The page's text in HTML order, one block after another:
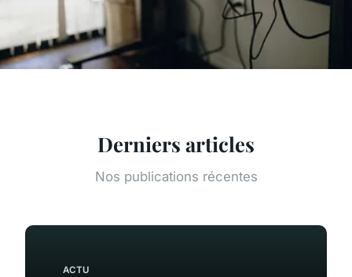
Derniers articles
Nos publications récentes
ACTU